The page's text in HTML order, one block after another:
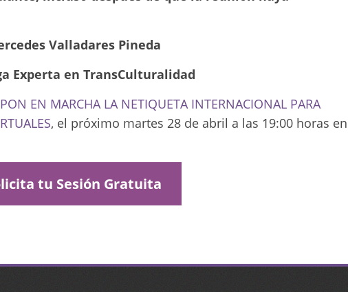
Valladares Pineda
Experta en TransCulturalidad
PON EN MARCHA LA NETIQUETA INTERNACIONAL PARA
, el próximo martes 28 de abril a las 19:00 horas en
tu Sesión Gratuita